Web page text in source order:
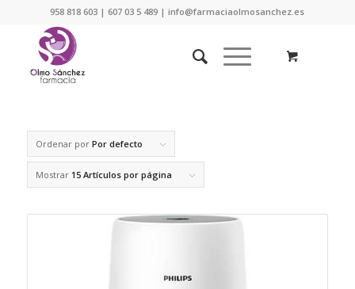
958 818 603 | 607 03 5 489 | info@farmaciaolmosanchez.es
Ordenar por Por defecto
Mostrar 15 Artículos por página